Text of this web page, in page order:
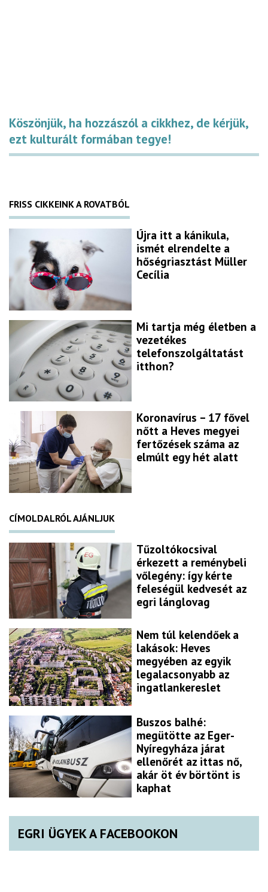
Köszönjük, ha hozzászól a cikkhez, de kérjük,
ezt kulturált formában tegye!
FRISS CIKKEINK A ROVATBÓL
Újra itt a kánikula,
ismét elrendelte a
hőségriasztást Müller
Cecília
Mi tartja még életben a
vezetékes
telefonszolgáltatást
itthon?
Koronavírus – 17 fővel
nőtt a Heves megyei
fertőzések száma az
elmúlt egy hét alatt
CÍMOLDALRÓL AJÁNLJUK
Tűzoltókocsival
érkezett a reménybeli
vőlegény: így kérte
feleségül kedvesét az
egri lánglovag
Nem túl kelendőek a
lakások: Heves
megyében az egyik
legalacsonyabb az
ingatlankereslet
Buszos balhé:
megütötte az Eger-
Nyíregyháza járat
ellenőrét az ittas nő,
akár öt év börtönt is
kaphat
EGRI ÜGYEK A FACEBOOKON